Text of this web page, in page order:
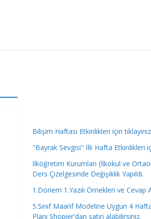
Bilişim Haftası Etkinlikleri için
"Bayrak Sevgisi" İlk Hafta Etkinlikleri
İlköğretim Kurumları (İlkokul ve
Ders Çizelgesinde Değişiklik Yapıldı.
1.Dönem 1.Yazılı Örnekleri ve Cevap
5.Sınıf Maarif Modeline Uygun 4
Planı Shopier'dan satın alabilirsiniz.